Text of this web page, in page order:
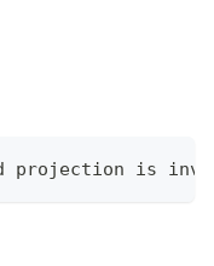
projection is